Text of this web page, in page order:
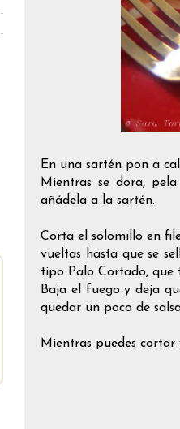
En una sartén pon a
Mientras se dora,
añádela a la sartén.
Corta el solomillo en
vueltas hasta que se
tipo Palo Cortado, que
Baja el fuego y deja
quedar un poco de
Mientras puedes